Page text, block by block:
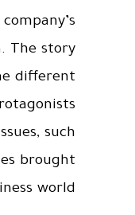
The story
different
such
brought
world.